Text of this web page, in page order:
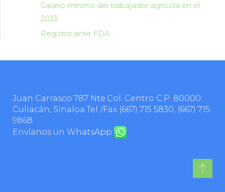
Salario mínimo del trabajador agrícola en el
2023.
Registro ante FDA
Juan Carrasco 787 Nte.Col. Centro C.P. 80000
Culiacán, Sinaloa.Tel./Fax (667) 715 5830, (667) 715
9868
Envíanos un WhatsApp